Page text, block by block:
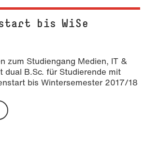
bis WiSe
zum Studiengang Medien, IT &
dual B.Sc. für Studierende mit
bis Wintersemester 2017/18